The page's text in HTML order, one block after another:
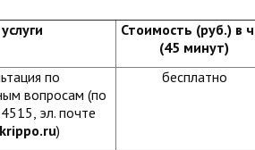
Стоимость (руб.) в
(45 минут)
по
вопросам (по
эл. почте
ru)
бесплатно